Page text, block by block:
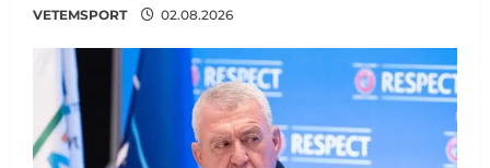
VETEMSPORT 02.08.2026